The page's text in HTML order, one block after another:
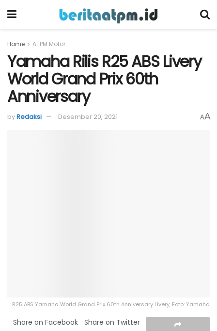
Home ATPM Motor
Yamaha Rilis R25 ABS Livery
World Grand Prix 60th
Anniversary
byRedaksi Desember 20, 2021 AA
R25 ABS Yamaha World Grand Prix 60th Anniversary Livery, Foto: Yamaha
Share on Facebook Share on Twitter